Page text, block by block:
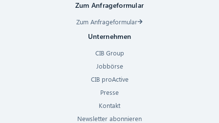
Zum Anfrageformular
Zum Anfrageformular
Unternehmen
CIB Group
Jobbörse
CIB proActive
Presse
Kontakt
Newsletter abonnieren